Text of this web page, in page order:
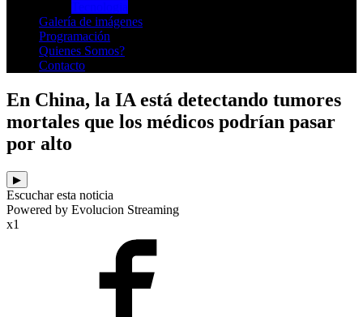
Galería de imágenes
Programación
Quienes Somos?
Contacto
En China, la IA está detectando tumores
mortales que los médicos podrían pasar
por alto
▶
Escuchar esta noticia
Powered by Evolucion Streaming
x1